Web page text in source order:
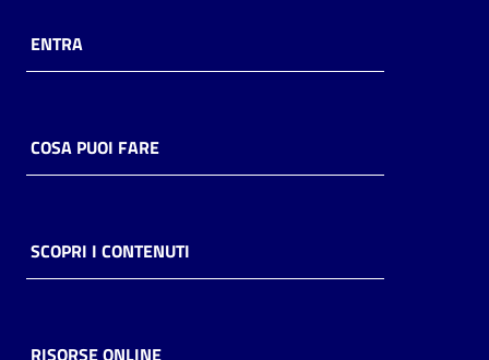
bibliotecario
Orari
ENTRA
COSA PUOI FARE
SCOPRI I CONTENUTI